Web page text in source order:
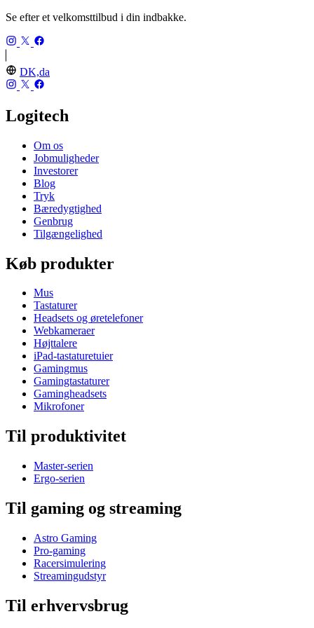
Se efter et velkomsttilbud i din indbakke.
DK,da
Logitech
Om os
Jobmuligheder
Investorer
Blog
Tryk
Bæredygtighed
Genbrug
Tilgængelighed
Køb produkter
Mus
Tastaturer
Headsets og øretelefoner
Webkameraer
Højttalere
iPad-tastaturetuier
Gamingmus
Gamingtastaturer
Gamingheadsets
Mikrofoner
Til produktivitet
Master-serien
Ergo-serien
Til gaming og streaming
Astro Gaming
Pro-gaming
Racersimulering
Streamingudstyr
Til erhvervsbrug